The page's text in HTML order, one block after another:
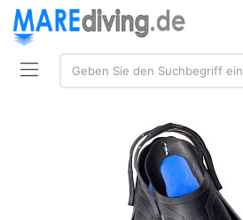
Suche:
Geben Sie den Suchbegriff ein